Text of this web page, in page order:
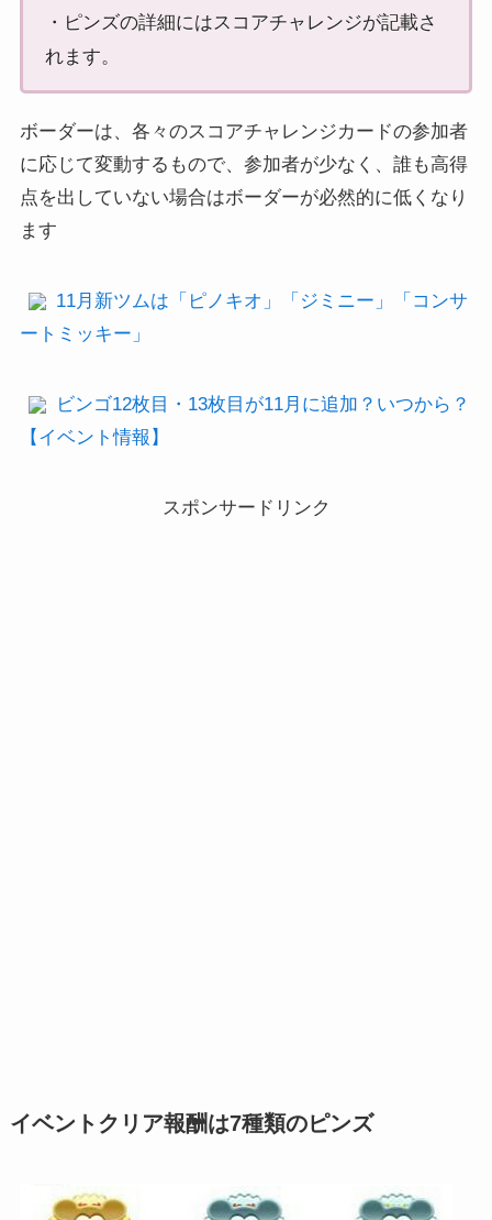
・ピンズの詳細にはスコアチャレンジが記載さ
れます。
ボーダーは、各々のスコアチャレンジカードの参加者
に応じて変動するもので、参加者が少なく、誰も高得
点を出していない場合はボーダーが必然的に低くなり
ます
11月新ツムは「ピノキオ」「ジミニー」「コンサ
ートミッキー」
ビンゴ12枚目・13枚目が11月に追加？いつから？
【イベント情報】
スポンサードリンク
イベントクリア報酬は7種類のピンズ